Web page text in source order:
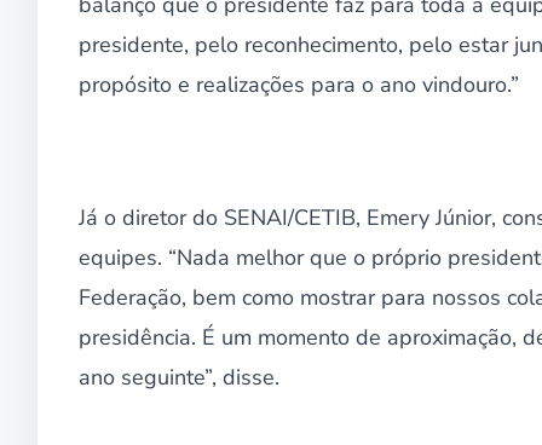
presidente, pelo reconhecimento, pelo estar
propósito e realizações para o ano vindouro.”
Já o diretor do SENAI/CETIB, Emery Júnior,
equipes. “Nada melhor que o próprio
Federação, bem como mostrar para nossos
presidência. É um momento de aproximação,
ano seguinte”, disse.